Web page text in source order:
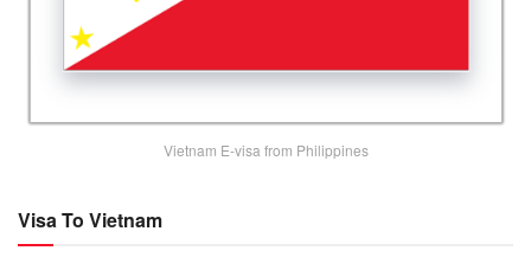
Vietnam E-visa from Philippines
Visa To Vietnam